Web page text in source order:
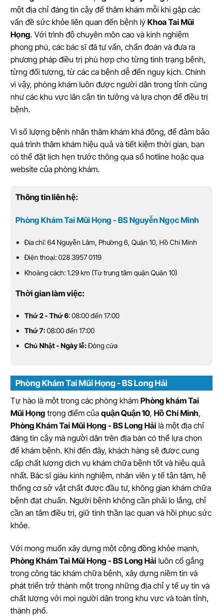
một địa chỉ đáng tin cậy để thăm khám mỗi khi gặp các
vấn đề sức khỏe liên quan đến bệnh lý Khoa Tai Mũi
Họng. Với trình độ chuyên môn cao và kinh nghiệm
phong phú, các bác sĩ đã tư vấn, chẩn đoán và đưa ra
phương pháp điều trị phù hợp cho từng tình trạng bệnh,
từng đối tượng, từ các ca bệnh dễ đến nguy kịch. Chính
vì vậy, phòng khám luôn được người dân trong tỉnh cũng
như các khu vực lân cận tin tưởng và lựa chọn để điều trị
bệnh.
Vì số lượng bệnh nhân thăm khám khá đông, để đảm bảo
quá trình thăm khám hiệu quả và tiết kiệm thời gian, bạn
có thể đặt lịch hẹn trước thông qua số hotline hoặc qua
website của phòng khám.
Thông tin liên hệ:
Phòng Khám Tai Mũi Họng - BS Nguyễn Ngọc Minh
Địa chỉ: 64 Nguyễn Lâm, Phường 6, Quận 10, Hồ Chí Minh
Điện thoại: 028 3957 0119
Khoảng cách: 1.29 km (Từ trung tâm quận Quận 10)
Thời gian làm việc:
Thứ 2 - Thứ 6: 08:00 đến 17:00
Thứ 7:08:00 đến 17:00
Chủ Nhật - Ngày lễ:Đóng cửa
Phòng Khám Tai Mũi Họng - BS Long Hải
Tự hào là một trong các phòng khám Phòng khám Tai
Mũi Họng trọng điểm của quận Quận 10, Hồ Chí Minh,
Phòng Khám Tai Mũi Họng - BS Long Hải là một địa chỉ
đáng tin cậy mà người dân trên địa bàn có thể lựa chọn
để khám bệnh. Khi đến đây, khách hàng sẽ được cung
cấp chất lượng dịch vụ khám chữa bệnh tốt và hiệu quả
nhất. Bác sĩ giàu kinh nghiệm, nhân viên y tế tận tâm, hệ
thống cơ sở vật chất được đầu tư, không gian khám chữa
bệnh đạt chuẩn. Người bệnh không cần phải lo lắng, chỉ
cần an tâm điều trị, giữ tinh thần lạc quan và hồi phục sức
khỏe.
Với mong muốn xây dựng một cộng đồng khỏe mạnh,
Phòng Khám Tai Mũi Họng - BS Long Hải luôn cố gắng
trong công tác khám chữa bệnh, xây dựng niềm tin và
phát triển trở thành một trong những địa chỉ y tế uy tín và
chất lượng với mọi người dân trong khu vực và toàn tỉnh,
thành phố.